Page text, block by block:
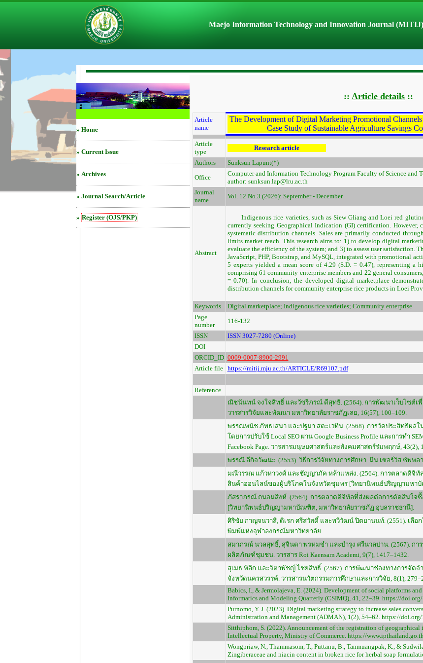
Maejo Information Technology and Innovation Journal (MITIJ)
» Home
» Current Issue
» Archives
» Journal Search/Article
» Register (OJS/PKP)
:: Article details ::
Article
name
The Development of Digital Marketing Promotional
Case Study of Sustainable Agriculture Savings
Article
type
Research article
Authors
Sunksun Lapunt(*)
Office
Computer and Information Technology Program Faculty of Science
author: sunksun.lap@lru.ac.th
Journal
name
Vol. 12 No.3 (2026): September - December
Abstract
Indigenous rice varieties, such as Siew Gliang and Loei red
currently seeking Geographical Indication (GI) certification. However,
systematic distribution channels. Sales are primarily conducted
limits market reach. This research aims to: 1) to develop digital
evaluate the efficiency of the system; and 3) to assess user satisfaction.
JavaScript, PHP, Bootstrap, and MySQL, integrated with promotional
5 experts yielded a mean score of 4.29 (S.D. = 0.47), representing a
comprising 61 community enterprise members and 22 general
= 0.70). In conclusion, the developed digital marketplace
distribution channels for community enterprise rice products in Loei
Keywords
Digital marketplace; Indigenous rice varieties; Community enterprise
Page
number
116-132
ISSN
ISSN 3027-7280 (Online)
DOI
ORCID_ID 0009-0007-8900-2991
Article file
https://mitij.mju.ac.th/ARTICLE/R69107.pdf
Reference
ณิชนันทน์ จงใจสิทธิ์ และวัชรีภรณ์ ดีสุทธิ. (2564). การพัฒนาเว็บไซต์เ
วารสารวิจัยและพัฒนา มหาวิทยาลัยราชภัฏเลย, 16(57), 100–109.
พรรณพนัช ภัทธเสนา และปฐมา สตะเวทิน. (2568). การวัดประสิทธิผล
โดยการปรับใช้ Local SEO ผ่าน Google Business Profile และการทำ
Facebook Page. วารสารมนุษยศาสตร์และสังคมศาสตร์ร่มพฤกษ์, 43(2),
พรรณี ลีกิจวัฒนะ. (2553). วิธีการวิจัยทางการศึกษา. มีน เซอร์วิส ซัพพล
มณีวรรณ แก้วหาวงศ์ และชัญญาภัค หล้าแหล่ง. (2564). การตลาดดิจิ
สินค้าออนไลน์ของผู้บริโภคในจังหวัดชุมพร [วิทยานิพนธ์ปริญญามหา
ภัสราภรณ์ ถนอมสิงห์. (2564). การตลาดดิจิทัลที่ส่งผลต่อการตัดสินใจ
[วิทยานิพนธ์ปริญญามหาบัณฑิต, มหาวิทยาลัยราชภัฏ อุบลราชธานี].
ศิริชัย กาญจนวาสี, ดิเรก ศรีสวัสดิ์ และทวีวัฒน์ ปิตยานนท์. (2551). เลือ
พิมพ์แห่งจุฬาลงกรณ์มหาวิทยาลัย.
สมาภรณ์ นวลสุทธิ์, สุจินดา พรหมขำ และบำรุง ศรีนวลปาน. (2567).
ผลิตภัณฑ์ชุมชน. วารสาร Roi Kaensarn Academi, 9(7), 1417–1432.
สุเมธ พิลึก และจิตาพัชญ์ ไชยสิทธิ์. (2567). การพัฒนาช่องทางการจั
จังหวัดนครสวรรค์. วารสารนวัตกรรมการศึกษาและการวิจัย, 8(1),
Babics, I., & Jermolajeva, E. (2024). Development of social platforms
Informatics and Modeling Quarterly (CSIMQ), 41, 22–39. https://
Purnomo, Y. J. (2023). Digital marketing strategy to increase sales
Administration and Management (ADMAN), 1(2), 54–62. https://
Sitthiphom, S. (2022). Announcement of the registration of
Intellectual Property, Ministry of Commerce. https://
Wongpriaw, N., Thammasom, T., Puttanu, B., Tanmuangpak, K., &
Zingiberaceae and niacin content in broken rice for herbal soap